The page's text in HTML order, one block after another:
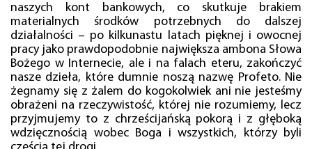
naszych kont bankowych, co skutkuje brakiem
materialnych środków potrzebnych do dalszej
działalności – po kilkunastu latach pięknej i owocnej
pracy jako prawdopodobnie największa ambona Słowa
Bożego w Internecie, ale i na falach eteru, zakończyć
nasze dzieła, które dumnie noszą nazwę Profeto. Nie
żegnamy się z żalem do kogokolwiek ani nie jesteśmy
obrażeni na rzeczywistość, której nie rozumiemy, lecz
przyjmujemy to z chrześcijańską pokorą i z głęboką
wdzięcznością wobec Boga i wszystkich, którzy byli